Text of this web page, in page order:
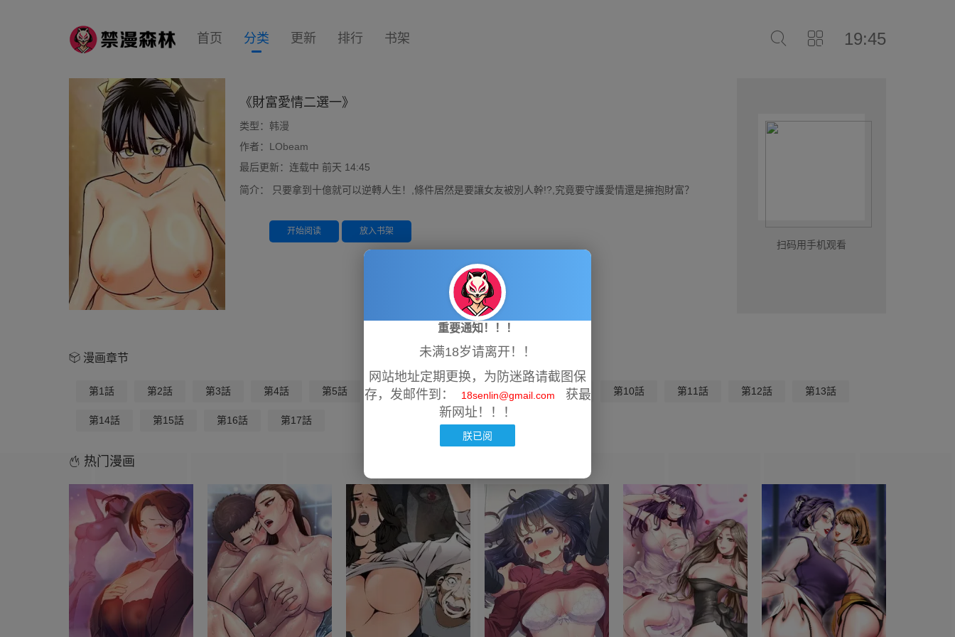
19:45
首页 分类 更新 排行 书架
《財富愛情二選一》
类型： 韩漫
作者： LObeam
最后更新：连载中 前天 14:45
简介：
只要拿到十億就可以逆轉人生！,條件居然是要讓女友被別人幹!?,究竟要守護愛情還是擁抱財富？
开始阅读 放入书架
扫码用手机观看
漫画章节
第1話 第2話 第3話 第4話 第5話 第6話 第7話 第8話 第9話 第10話 第11話 第12話 第13話
第14話 第15話 第16話 第17話
热门漫画
重要通知！！！
未满18岁请离开！！
网站地址定期更换，为防迷路请截图保
存，发邮件到：
18senlin@gmail.com
获最
新网址！！！
朕已阅